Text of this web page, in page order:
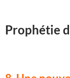
Prophétie